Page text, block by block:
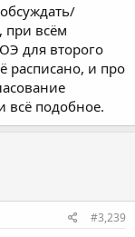
при всём
для второго
расписано, и про
всё подобное.
#3,239